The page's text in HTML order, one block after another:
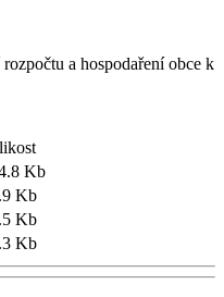
a hospodaření obce k
Kb
Kb
Kb
Kb